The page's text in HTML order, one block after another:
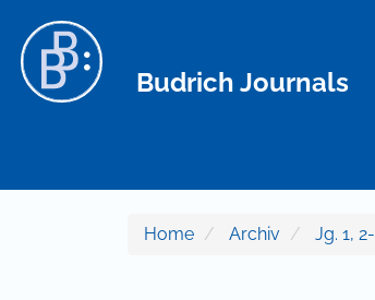
Hauptinhalt
Sidebar
Budrich Journals
Home Archiv Jg. 1,